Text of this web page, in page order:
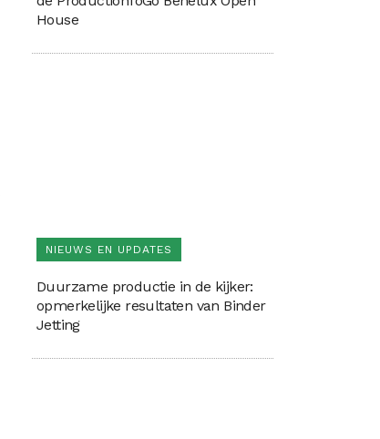
House
NIEUWS EN UPDATES
Duurzame productie in de kijker:
opmerkelijke resultaten van Binder
Jetting